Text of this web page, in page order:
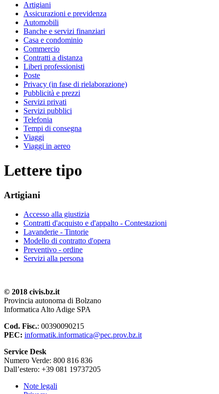
Artigiani
Assicurazioni e previdenza
Automobili
Banche e servizi finanziari
Casa e condominio
Commercio
Contratti a distanza
Liberi professionisti
Poste
Privacy (in fase di rielaborazione)
Pubblicità e prezzi
Servizi privati
Servizi pubblici
Telefonia
Tempi di consegna
Viaggi
Viaggi in aereo
Lettere tipo
Artigiani
Accesso alla giustizia
Contratti d'acquisto e d'appalto - Contestazioni
Lavanderie - Tintorie
Modello di contratto d'opera
Preventivo - ordine
Servizi alla persona
© 2018 civis.bz.it
Provincia autonoma di Bolzano
Informatica Alto Adige SPA
Cod. Fisc.: 00390090215
PEC: informatik.informatica@pec.prov.bz.it
Service Desk
Numero Verde: 800 816 836
Dall’estero: +39 081 19737205
Note legali